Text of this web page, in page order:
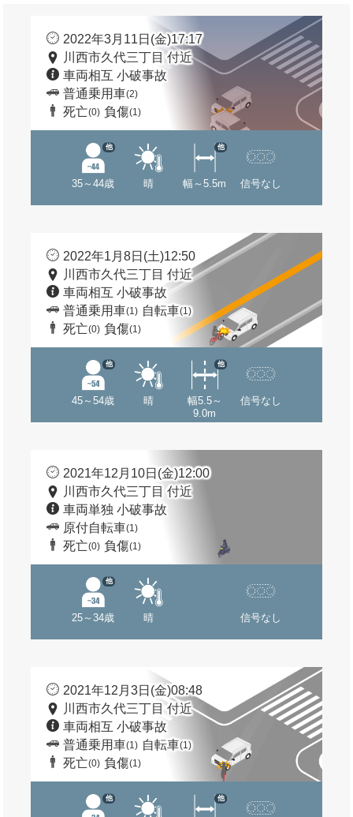
2022年3月11日(金)17:17
川西市久代三丁目 付近
車両相互 小破事故
普通乗用車(2)
死亡(0) 負傷(1)
35～44歳
他
晴 幅～5.5m
他
信号なし
2022年1月8日(土)12:50
川西市久代三丁目 付近
車両相互 小破事故
普通乗用車(1) 自転車(1)
死亡(0) 負傷(1)
45～54歳
他
晴
幅5.5～
9.0m
他
信号なし
2021年12月10日(金)12:00
川西市久代三丁目 付近
車両単独 小破事故
原付自転車(1)
死亡(0) 負傷(1)
25～34歳
他
晴 信号なし
2021年12月3日(金)08:48
川西市久代三丁目 付近
車両相互 小破事故
普通乗用車(1) 自転車(1)
死亡(0) 負傷(1)
他 他